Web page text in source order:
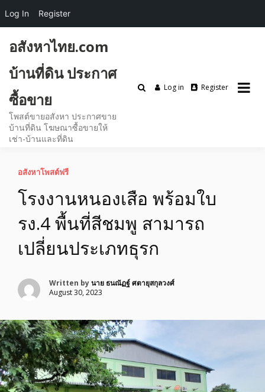
content
อสังหาไทย.com
บ้านที่ดิน ประกาศ
ซื้อขาย
โพสต์ขายอสังหา ประกาศขาย
บ้านที่ดิน โฆษณาซื้อขายให้
เช่า-บ้านและที่ดิน
Log in Register
อสังหาโพสต์ฟรี
โรงงานหนองเสือ พร้อมใบ
รง.4 พื้นที่สีชมพู สามารถ
เปลี่ยนประเภทธุรก
Written byนาย ธนณัฏฐ์ ศตายุสกุลวงศ์
August 30, 2023
Log In Register